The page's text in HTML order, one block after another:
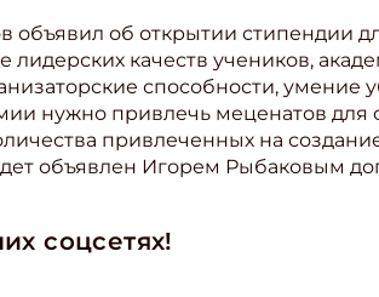
объявил об открытии стипендии
лидерских качеств учеников,
способности, умение
нужно привлечь меценатов
привлеченных на
объявлен Игорем Рыбаковым
соцсетях!